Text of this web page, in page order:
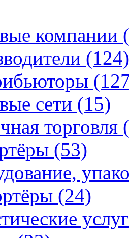
компании
(124)
сети (15)
торговля
(53)
(24)